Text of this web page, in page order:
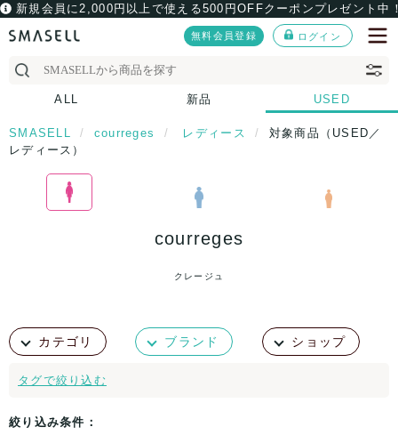
新規会員に2,000円以上で使える500円OFFクーポンプレゼント中
無料会員登録 ログイン
ALL 新品 USED
SMASELL courreges レディース
対象商品（USED／
レディース）
courreges
クレージュ
カテゴリ ブランド ショップ
タグで絞り込む
絞り込み条件：